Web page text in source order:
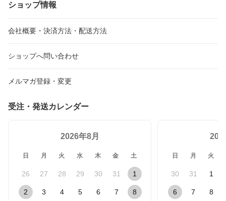
ショップ情報
会社概要・決済方法・配送方法
ショップへ問い合わせ
メルマガ登録・変更
受注・発送カレンダー
2026年8月
日 月 火 水 木 金 土
26 27 28 29 30 31 1
2 3 4 5 6 7 8
日 月 火
30 31 1
6 7 8